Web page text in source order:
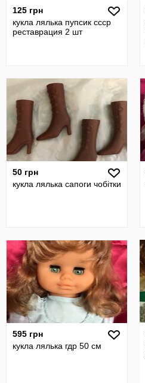
125 грн
кукла лялька пупсик ссср
реставрация 2 шт
50 грн
кукла лялька сапоги чобітки
595 грн
кукла лялька гдр 50 см